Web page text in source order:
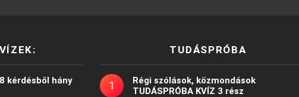
kérdésből hány
TUDÁSPRÓBA
Régi szólások, közmondások
TUDÁSPRÓBA KVÍZ 3 rész